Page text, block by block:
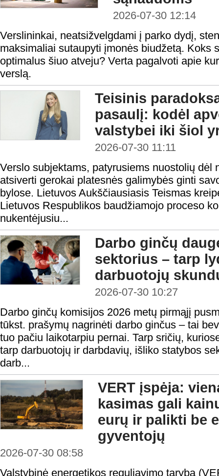
2026-07-30 12:14
Verslininkai, neatsižvelgdami į parko dydį,
maksimaliai sutaupyti įmonės biudžetą. Koks
optimalus šiuo atveju? Verta pagalvoti apie
verslą.
Teisinis
pasaulį: kodėl
valstybei iki šiol
2026-07-30 11:11
Verslo subjektams, patyrusiems nuostolių dėl
atsiverti gerokai platesnės galimybės ginti
bylose. Lietuvos Aukščiausiasis Teismas
Lietuvos Respublikos baudžiamojo proceso
nukentėjusiu...
Darbo ginčų
sektorius – tarp
darbuotojų
2026-07-30 10:27
Darbo ginčų komisijos 2026 metų pirmąjį
tūkst. prašymų nagrinėti darbo ginčus – tai
tuo pačiu laikotarpiu pernai. Tarp sričių,
tarp darbuotojų ir darbdavių, išliko statybos
darb...
VERT įspėja:
kasimas gali
eurų ir palikti be
gyventojų
2026-07-30 08:58
Valstybinė energetikos reguliavimo taryba